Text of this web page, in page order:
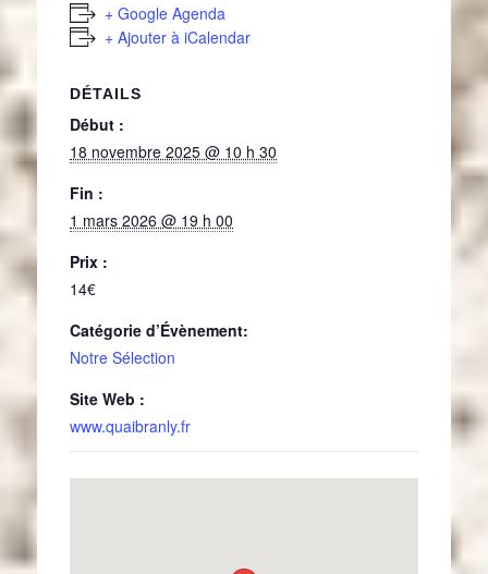
+ Google Agenda
+ Ajouter à iCalendar
DÉTAILS
Début :
18 novembre 2025 @ 10 h 30
Fin :
1 mars 2026 @ 19 h 00
Prix :
14€
Catégorie d’Évènement:
Notre Sélection
Site Web :
www.quaibranly.fr